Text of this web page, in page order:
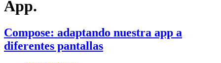
App.
Compose: adaptando nuestra app a
diferentes pantallas